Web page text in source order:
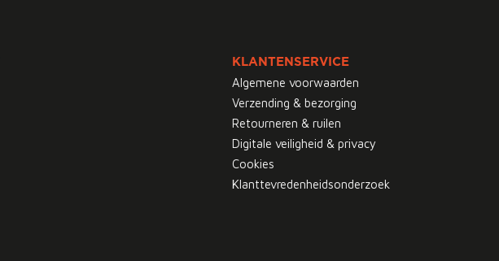
KLANTENSERVICE
Algemene voorwaarden
Verzending & bezorging
Retourneren & ruilen
Digitale veiligheid & privacy
Cookies
Klanttevredenheidsonderzoek